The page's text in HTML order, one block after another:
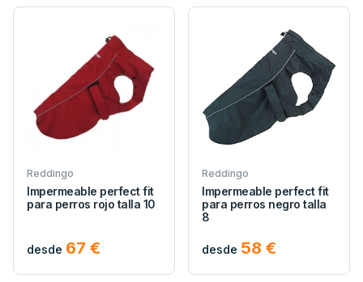
Reddingo
Impermeable perfect fit
para perros rojo talla 10
desde 67 €
Reddingo
Impermeable perfect fit
para perros negro talla
8
desde 58 €